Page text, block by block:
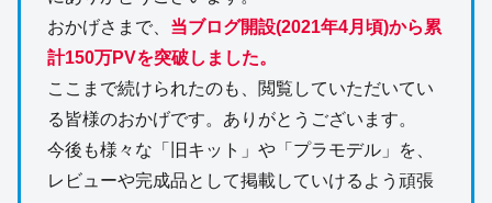
おかげさまで、 当ブログ開設(2021年4月頃)から累
計150万PVを突破しました。
ここまで続けられたのも、閲覧していただいてい
る皆様のおかげです。ありがとうございます。
今後も様々な「旧キット」や「プラモデル」を、
レビューや完成品として掲載していけるよう頑張